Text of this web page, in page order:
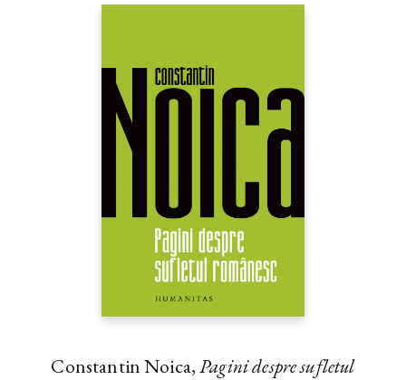
loc de zâne și dragoni, de vrăji și poțiuni magice, veți întâlni
medici în luptă cu epidemiile și vaccinuri bazate pe știință.“ —
ALEXANDRU TOMA PĂTRAȘCU
Constantin Noica,Pagini despre sufletul